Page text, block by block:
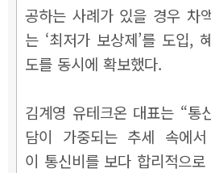
공하는 사례가 있을 경우 차
는 ‘최저가 보상제’를 도입,
도를 동시에 확보했다.
김계영 유테크온 대표는 “
담이 가중되는 추세 속에
이 통신비를 보다 합리적으